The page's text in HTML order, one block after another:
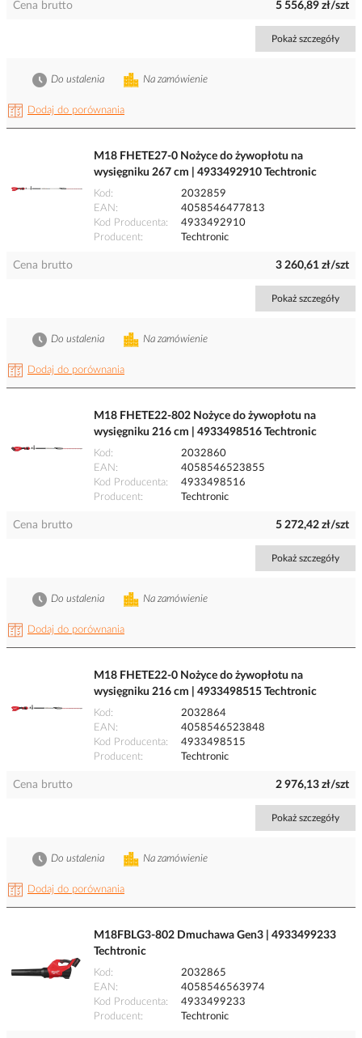
Cena brutto 5 556,89 zł/szt
Pokaż szczegóły
Dodaj do porównania
Na zamówienie
Do ustalenia
M18 FHETE27-0 Nożyce do żywopłotu na
wysięgniku 267 cm | 4933492910 Techtronic
Kod
2032859
EAN
4058546477813
Kod Producenta
4933492910
Producent
Techtronic
Cena brutto 3 260,61 zł/szt
Pokaż szczegóły
Dodaj do porównania
Na zamówienie
Do ustalenia
M18 FHETE22-802 Nożyce do żywopłotu na
wysięgniku 216 cm | 4933498516 Techtronic
Kod
2032860
EAN
4058546523855
Kod Producenta
4933498516
Producent
Techtronic
Cena brutto 5 272,42 zł/szt
Pokaż szczegóły
Dodaj do porównania
Na zamówienie
Do ustalenia
M18 FHETE22-0 Nożyce do żywopłotu na
wysięgniku 216 cm | 4933498515 Techtronic
Kod
2032864
EAN
4058546523848
Kod Producenta
4933498515
Producent
Techtronic
Cena brutto 2 976,13 zł/szt
Pokaż szczegóły
Dodaj do porównania
Na zamówienie
Do ustalenia
M18FBLG3-802 Dmuchawa Gen3 | 4933499233
Techtronic
Kod
2032865
EAN
4058546563974
Kod Producenta
4933499233
Producent
Techtronic